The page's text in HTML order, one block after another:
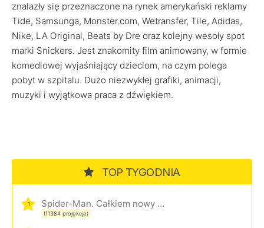
znalazły się przeznaczone na rynek amerykański reklamy
Tide, Samsunga, Monster.com, Wetransfer, Tile, Adidas,
Nike, LA Original, Beats by Dre oraz kolejny wesoły spot
marki Snickers. Jest znakomity film animowany, w formie
komediowej wyjaśniający dzieciom, na czym polega
pobyt w szpitalu. Dużo niezwykłej grafiki, animacji,
muzyki i wyjątkowa praca z dźwiękiem.
TOP TYGODNIA
1 Spider-Man. Całkiem nowy dzień
(11384 projekcje)